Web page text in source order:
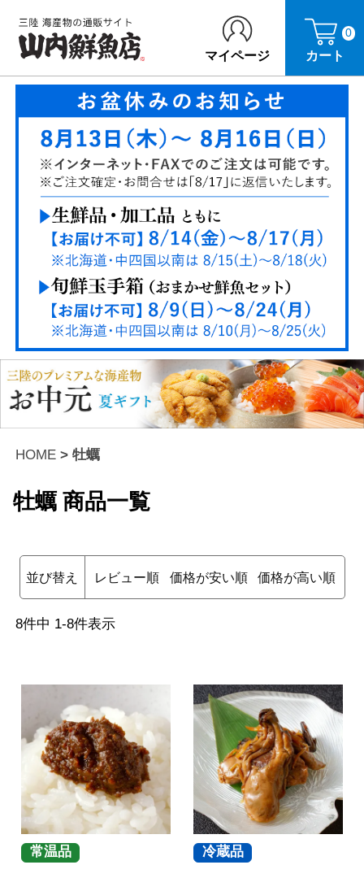
マイページ カート
0
HOME 牡蠣
牡蠣 商品一覧
並び替え レビュー順 価格が安い順 価格が高い順
8件中 1-8件表示
常温品 冷蔵品